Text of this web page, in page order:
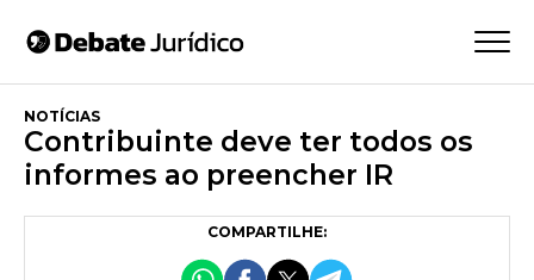
NOTÍCIAS
Contribuinte deve ter todos os
informes ao preencher IR
COMPARTILHE: